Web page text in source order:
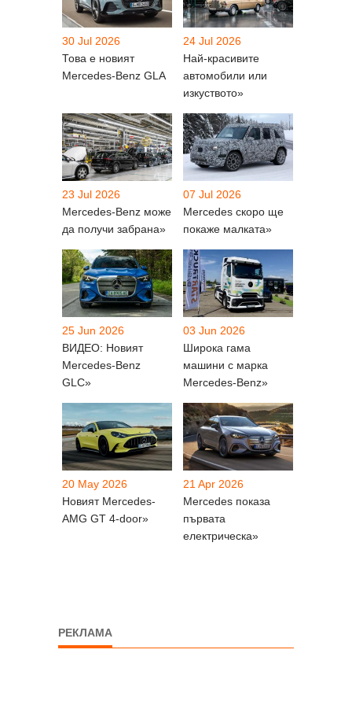
30 Jul 2026
Това е новият
Mercedes-Benz GLA
24 Jul 2026
Най-красивите
автомобили или
изкуството»
23 Jul 2026
Mercedes-Benz може
да получи забрана»
07 Jul 2026
Mercedes скоро ще
покаже малката»
25 Jun 2026
ВИДЕО: Новият
Mercedes-Benz
GLC»
03 Jun 2026
Широка гама
машини с марка
Mercedes-Benz»
20 May 2026
Новият Mercedes-
AMG GT 4-door»
21 Apr 2026
Mercedes показа
първата
електрическа»
РЕКЛАМА